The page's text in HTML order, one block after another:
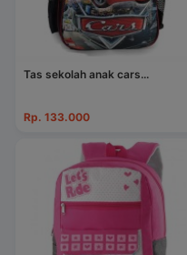
Tas sekolah anak cars...
Rp. 133.000